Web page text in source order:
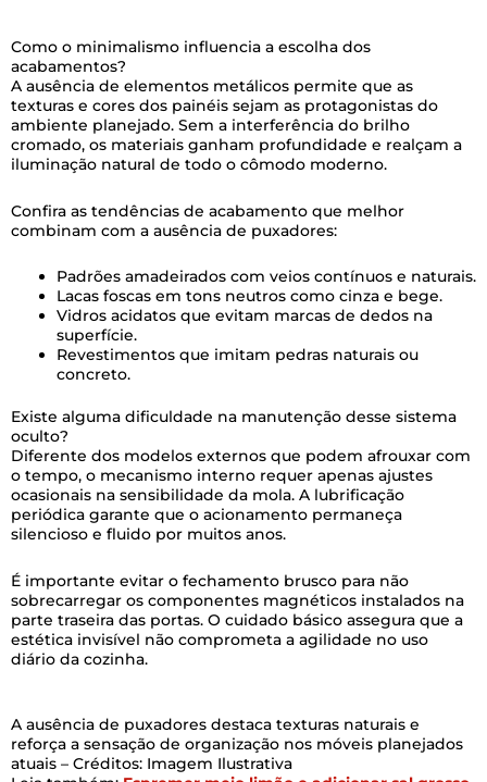
Como o minimalismo influencia a escolha dos
acabamentos?
A ausência de elementos metálicos permite que as
texturas e cores dos painéis sejam as protagonistas do
ambiente planejado. Sem a interferência do brilho
cromado, os materiais ganham profundidade e realçam a
iluminação natural de todo o cômodo moderno.
Confira as tendências de acabamento que melhor
combinam com a ausência de puxadores:
Padrões amadeirados com veios contínuos e naturais.
Lacas foscas em tons neutros como cinza e bege.
Vidros acidatos que evitam marcas de dedos na
superfície.
Revestimentos que imitam pedras naturais ou
concreto.
Existe alguma dificuldade na manutenção desse sistema
oculto?
Diferente dos modelos externos que podem afrouxar com
o tempo, o mecanismo interno requer apenas ajustes
ocasionais na sensibilidade da mola. A lubrificação
periódica garante que o acionamento permaneça
silencioso e fluido por muitos anos.
É importante evitar o fechamento brusco para não
sobrecarregar os componentes magnéticos instalados na
parte traseira das portas. O cuidado básico assegura que a
estética invisível não comprometa a agilidade no uso
diário da cozinha.
A ausência de puxadores destaca texturas naturais e
reforça a sensação de organização nos móveis planejados
atuais – Créditos: Imagem Ilustrativa